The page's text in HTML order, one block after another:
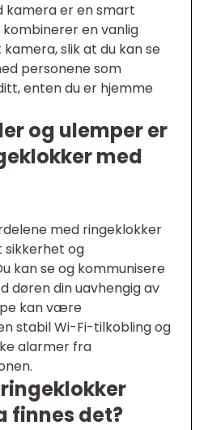
kamera er en smart
en vanlig
slik at du kan se
personene som
enten du er hjemme
og ulemper er
med
med ringeklokker
sikkerhet og
kan se og kommunisere
døren din uavhengig av
kan være
stabil Wi-Fi-tilkobling og
alarmer fra
finnes det?